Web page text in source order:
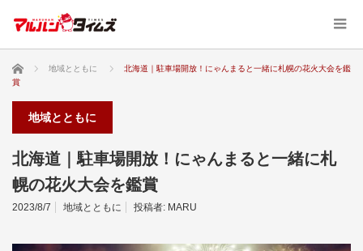
ホーム 地域とともに
北海道｜駐車場開放！にゃんまると一緒に札幌の花火大会を鑑
賞
地域とともに
北海道｜駐車場開放！にゃんまると一緒に札
幌の花火大会を鑑賞
2023/8/7 地域とともに 投稿者: MARU